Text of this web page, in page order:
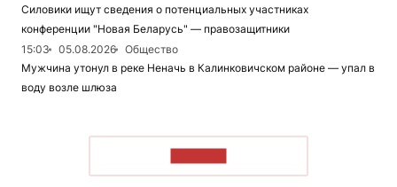
Силовики ищут сведения о потенциальных участниках
конференции "Новая Беларусь" — правозащитники
15:03
05.08.2026
Общество
Мужчина утонул в реке Неначь в Калинковичском районе — упал в
воду возле шлюза